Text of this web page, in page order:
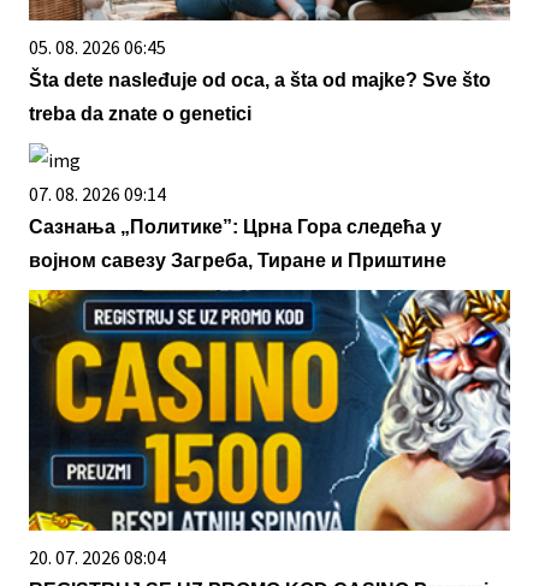
05. 08. 2026 06:45
Šta dete nasleđuje od oca, a šta od majke? Sve što
treba da znate o genetici
07. 08. 2026 09:14
Сазнања „Политике”: Црна Гора следећа у
војном савезу Загреба, Тиране и Приштине
20. 07. 2026 08:04